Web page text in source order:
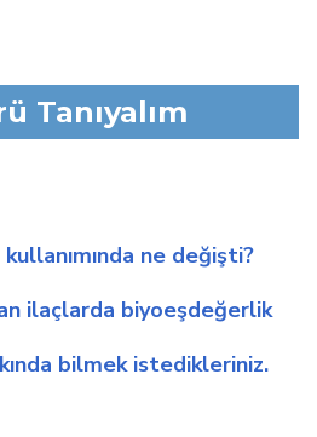
Tanıyalım
kullaniminda ne deği̇şti̇?
i̇laçlarda bi̇yoeşdeğerli̇k
bi̇lmek i̇stedi̇kleri̇ni̇z.